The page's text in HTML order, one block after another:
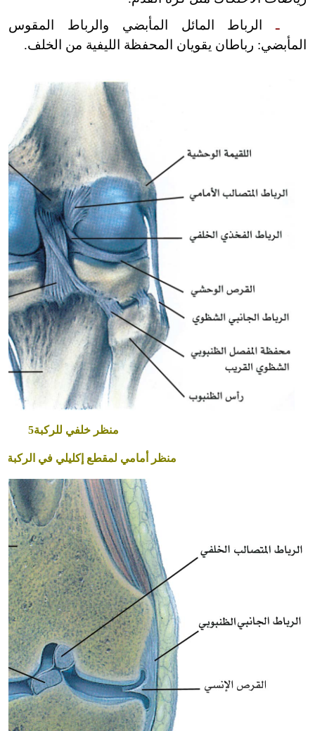
ـالرباط المائل المأبضي والرباط المقوس
المأبضي: رباطان يقويان المحفظة الليفية من الخلف.
منظر خلفي للركبة5
منظر أمامي لمقطع إكليلي في الركبة